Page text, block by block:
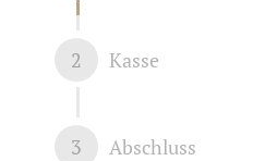
Kasse
2
Abschluss
3